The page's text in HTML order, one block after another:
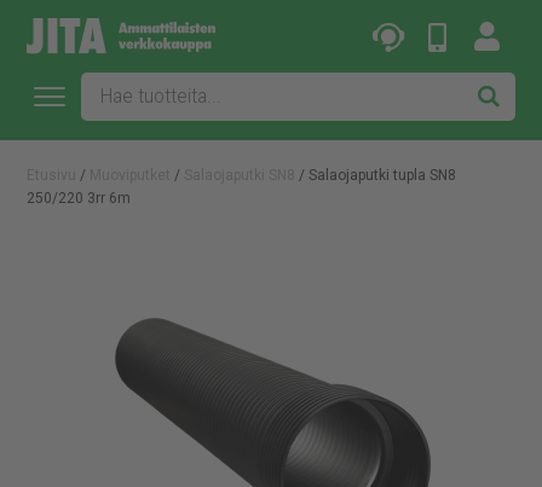
/ /
/ Salaojaputki tupla SN8
250/220 3rr 6m